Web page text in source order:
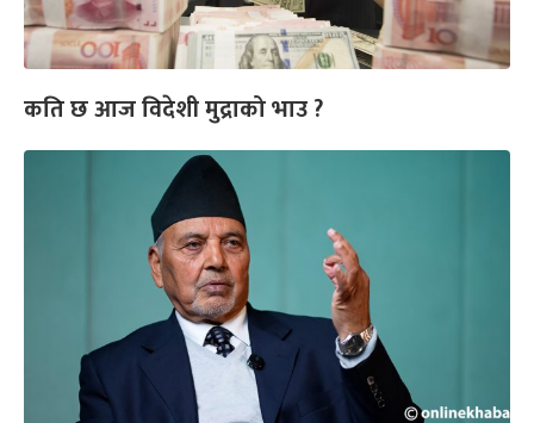
कति छ आज विदेशी मुद्राको भाउ ?